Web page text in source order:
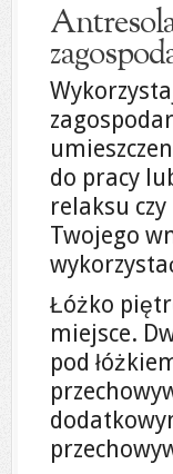
do pracy
relaksu
Twojego
Łóżko
miejsce.
pod